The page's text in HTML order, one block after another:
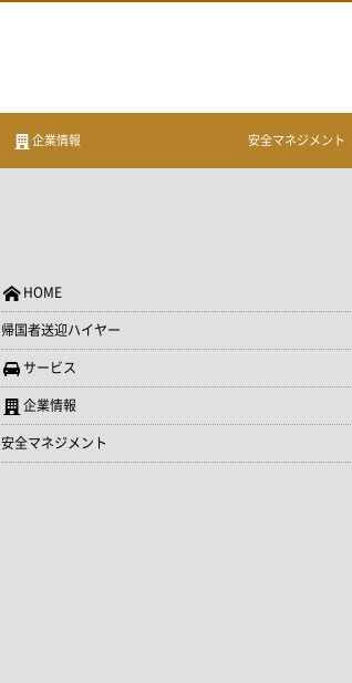
企業情報 安全マネジメント
HOME
帰国者送迎ハイヤー
サービス
企業情報
安全マネジメント